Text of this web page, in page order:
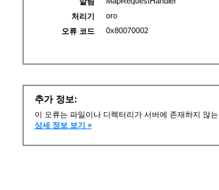
처리기
oro
오류 코드
0x80070002
추가 정보:
이 오류는 파일이나 디렉터리가 서버에 존재하지 않
상세 정보 보기 »